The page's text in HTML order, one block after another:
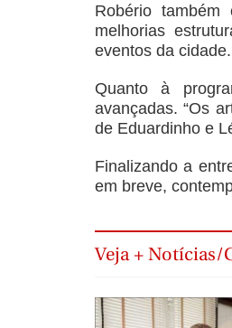
Robério
melhorias
eventos da cidade.
Quanto à
avançadas. “Os
de Eduardinho e
Finalizando a
em breve,
Veja + Notícias/